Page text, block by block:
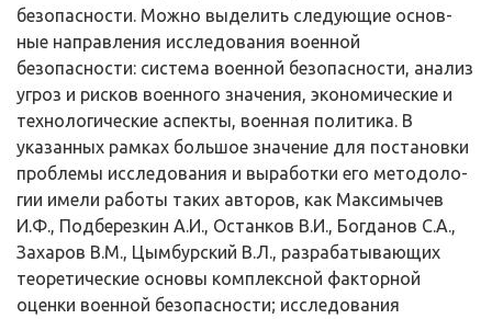
безопасности. Можно выделить следующие основ­
ные направления исследования военной
безопасности: система военной безопасности, анализ
угроз и рисков военного значения, экономические и
технологические аспекты, военная политика. В
указанных рамках большое значение для постановки
проблемы исследования и выработки его методоло­
гии имели работы таких авторов, как Максимычев
И.Ф., Подберезкин А.И., Останков В.И., Богданов С.А.,
Захаров В.М., Цымбурский В.Л., разрабаты­вающих
теоретические основы комплексной факторной
оценки военной безо­пасности; исследования